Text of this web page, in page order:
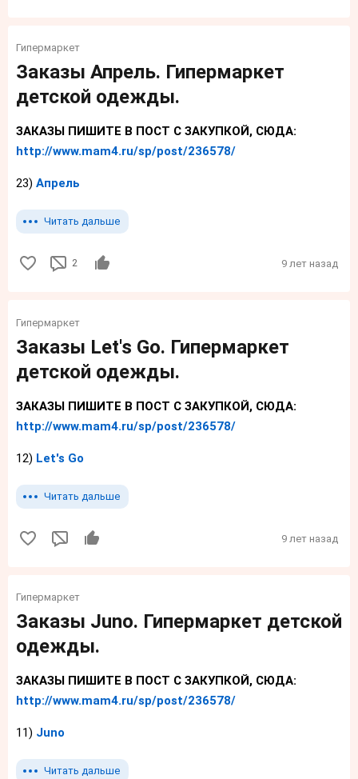
Гипермаркет
Заказы Апрель. Гипермаркет
детской одежды.
ЗАКАЗЫ ПИШИТЕ В ПОСТ С ЗАКУПКОЙ, СЮДА:
http://www.mam4.ru/sp/post/236578/
23) Апрель
Читать дальше
2 9 лет назад
Гипермаркет
Заказы Let's Go. Гипермаркет
детской одежды.
ЗАКАЗЫ ПИШИТЕ В ПОСТ С ЗАКУПКОЙ, СЮДА:
http://www.mam4.ru/sp/post/236578/
12) Let's Go
Читать дальше
9 лет назад
Гипермаркет
Заказы Juno. Гипермаркет детской
одежды.
ЗАКАЗЫ ПИШИТЕ В ПОСТ С ЗАКУПКОЙ, СЮДА:
http://www.mam4.ru/sp/post/236578/
11) Juno
Читать дальше